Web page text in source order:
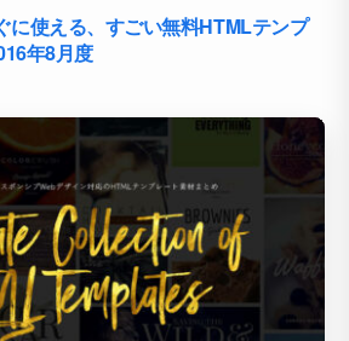
使える、すごい無料HTMLテンプ
年8月度